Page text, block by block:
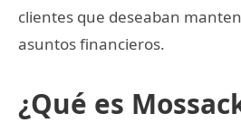
clientes que deseaban
asuntos financieros.
¿Qué es